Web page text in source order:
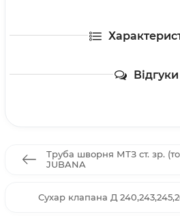
Відгуки
Труба шворня МТЗ ст. зр.
JUBANA
Сухар клапана Д